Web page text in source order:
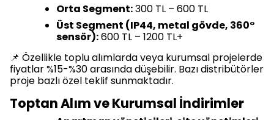
Orta Segment:300 TL – 600 TL
Üst Segment (IP44, metal gövde, 360°
sensör):600 TL – 1200 TL+
📌 Özellikle toplu alımlarda veya kurumsal projelerde
fiyatlar %15-%30 arasında düşebilir. Bazı distribütörler
proje bazlı özel teklif sunmaktadır.
Toptan Alım ve Kurumsal İndirimler